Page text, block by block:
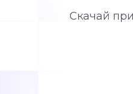
Скачай